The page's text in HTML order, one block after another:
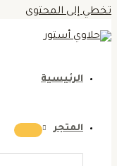
تخطي إلى المحتوى
الرئيسية
المتجر